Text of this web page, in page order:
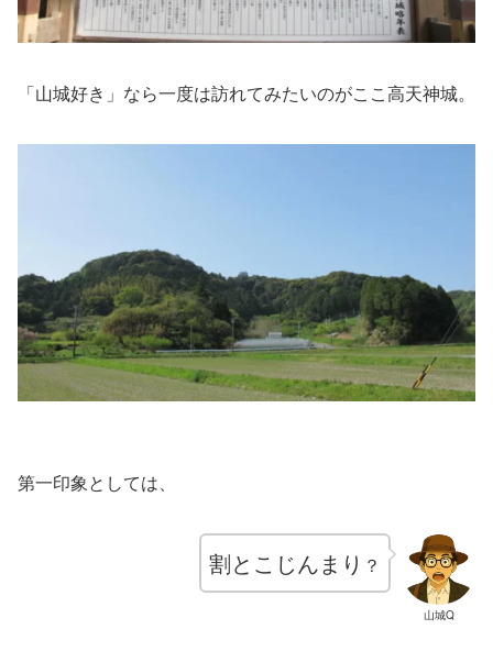
「山城好き」なら一度は訪れてみたいのがここ高天神城。
第一印象としては、
山城Q
割とこじんまり ？